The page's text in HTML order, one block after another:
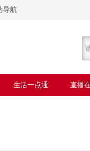
导航
生活一点通 直播